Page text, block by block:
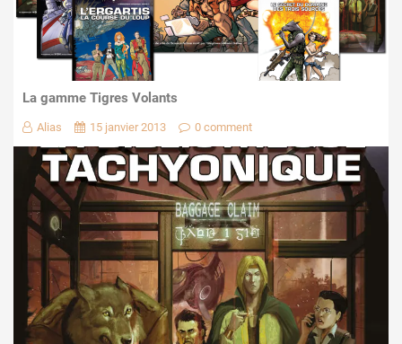
La gamme Tigres Volants
Alias 15 janvier 2013 0 comment